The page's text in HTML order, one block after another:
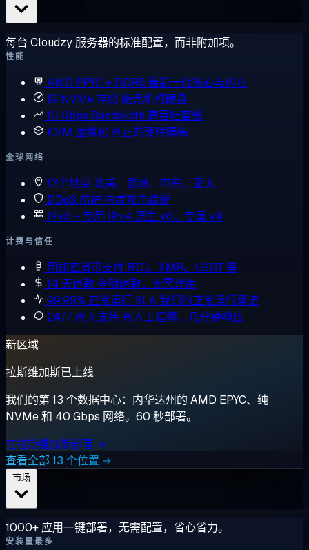
每台 Cloudzy 服务器的标准配置，而非附加项。
性能
AMD EPYC + DDR5 最新一代核心与内存
纯 NVMe 存储绝无机械硬盘
10 Gbps Bandwidth 高吞吐套餐
KVM 虚拟化 真正的硬件隔离
全球网络
13个地点 北美、欧洲、中东、亚太
DDoS 防护 内置攻击缓解
IPv6 + 专用 IPv4 原生 v6，专属 v4
计费与信任
用加密货币支付 BTC、XMR、USDT 等
14 天退款全额退款，无需理由
99.95% 正常运行 SLA我们的正常运行承诺
24/7 真人支持 真人工程师，几分钟响应
新区域
拉斯维加斯已上线
我们的第 13 个数据中心：内华达州的 AMD EPYC、纯
NVMe 和 40 Gbps 网络。60 秒部署。
在拉斯维加斯部署 →
查看全部 13 个位置 →
1000+ 应用一键部署，无需配置，省心省力。
安装量最多